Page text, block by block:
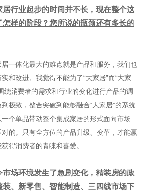
居行业起步的时间并不长，现在整个这
怎样的阶段？您所说的瓶颈还有多长的
一体化最大的难点就是产品和服务，我们也
和改进。我觉得不能为了“大家居”而“大家
绕消费者的需求和行业的变化进行产品的调
极致，整合突破到能够融合“大家居”的系统
个单品带动整个集成家居的形式面向市场，
的。只有全方位的产品升级、变革，才能赢
得消费者的青睐和喜爱。
市场环境发生了急剧变化，精装房的政
装、新零售、智能制造、三四线市场下